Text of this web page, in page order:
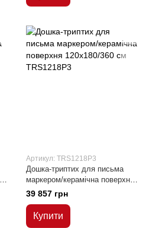
Артикул: TRS1218P3
Дошка-триптих для письма
маркером/керамічна поверхня
120x180/360 см
39 857 грн
Купити